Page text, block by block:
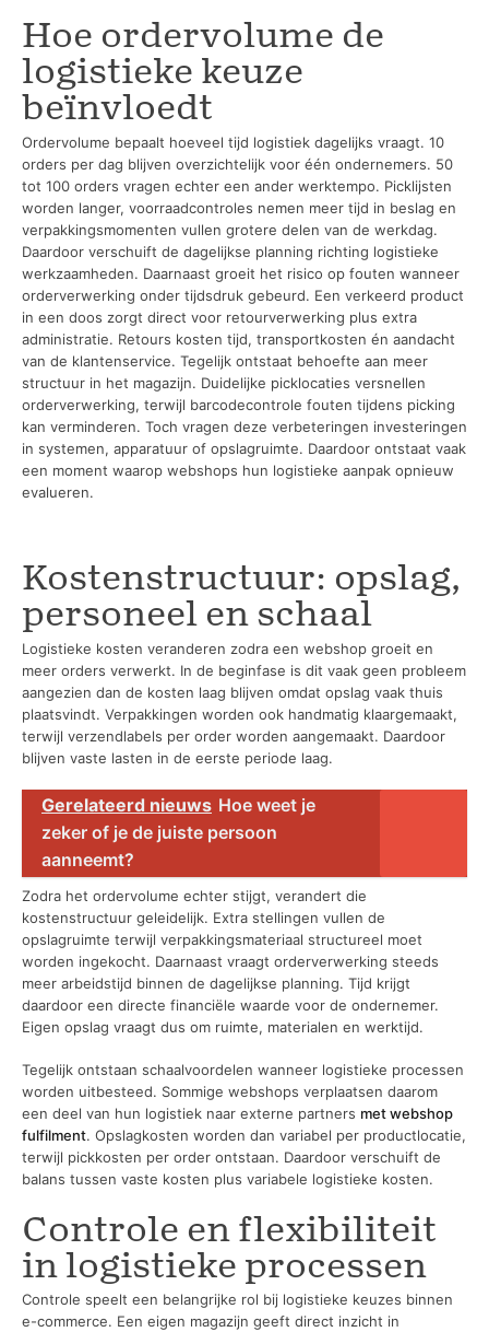
Hoe ordervolume de
logistieke keuze
beïnvloedt
Ordervolume bepaalt hoeveel tijd logistiek dagelijks vraagt. 10
orders per dag blijven overzichtelijk voor één ondernemers. 50
tot 100 orders vragen echter een ander werktempo. Picklijsten
worden langer, voorraadcontroles nemen meer tijd in beslag en
verpakkingsmomenten vullen grotere delen van de werkdag.
Daardoor verschuift de dagelijkse planning richting logistieke
werkzaamheden. Daarnaast groeit het risico op fouten wanneer
orderverwerking onder tijdsdruk gebeurd. Een verkeerd product
in een doos zorgt direct voor retourverwerking plus extra
administratie. Retours kosten tijd, transportkosten én aandacht
van de klantenservice. Tegelijk ontstaat behoefte aan meer
structuur in het magazijn. Duidelijke picklocaties versnellen
orderverwerking, terwijl barcodecontrole fouten tijdens picking
kan verminderen. Toch vragen deze verbeteringen investeringen
in systemen, apparatuur of opslagruimte. Daardoor ontstaat vaak
een moment waarop webshops hun logistieke aanpak opnieuw
evalueren.
Kostenstructuur: opslag,
personeel en schaal
Logistieke kosten veranderen zodra een webshop groeit en
meer orders verwerkt. In de beginfase is dit vaak geen probleem
aangezien dan de kosten laag blijven omdat opslag vaak thuis
plaatsvindt. Verpakkingen worden ook handmatig klaargemaakt,
terwijl verzendlabels per order worden aangemaakt. Daardoor
blijven vaste lasten in de eerste periode laag.
Gerelateerd nieuws Hoe weet je
zeker of je de juiste persoon
aanneemt?
Zodra het ordervolume echter stijgt, verandert die
kostenstructuur geleidelijk. Extra stellingen vullen de
opslagruimte terwijl verpakkingsmateriaal structureel moet
worden ingekocht. Daarnaast vraagt orderverwerking steeds
meer arbeidstijd binnen de dagelijkse planning. Tijd krijgt
daardoor een directe financiële waarde voor de ondernemer.
Eigen opslag vraagt dus om ruimte, materialen en werktijd.
Tegelijk ontstaan schaalvoordelen wanneer logistieke processen
worden uitbesteed. Sommige webshops verplaatsen daarom
een deel van hun logistiek naar externe partners met webshop
fulfilment. Opslagkosten worden dan variabel per productlocatie,
terwijl pickkosten per order ontstaan. Daardoor verschuift de
balans tussen vaste kosten plus variabele logistieke kosten.
Controle en flexibiliteit
in logistieke processen
Controle speelt een belangrijke rol bij logistieke keuzes binnen
e-commerce. Een eigen magazijn geeft direct inzicht in